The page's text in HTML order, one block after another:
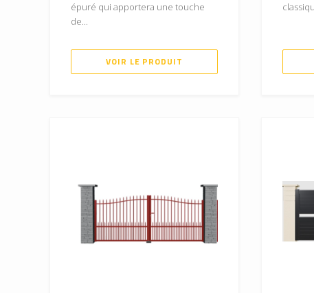
épuré qui apportera une touche
de...
VOIR LE PRODUIT